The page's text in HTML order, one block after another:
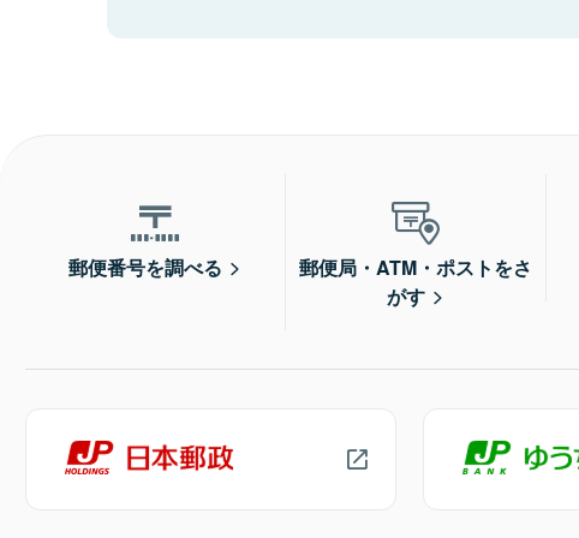
郵便番号を調べる
郵便局・ATM・ポストをさ
がす